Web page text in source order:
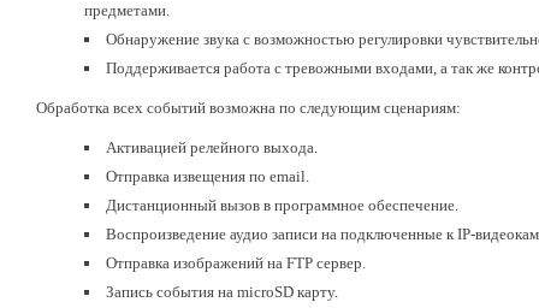
предметами.
Обнаружение звука с возможностью регулировки
Поддерживается работа с тревожными входами, а так же
Обработка всех событий возможна по следующим сценариям:
Активацией релейного выхода.
Отправка извещения по email.
Дистанционный вызов в программное обеспечение.
Воспроизведение аудио записи на подключенные к IP-
Отправка изображений на FTP сервер.
Запись события на microSD карту.